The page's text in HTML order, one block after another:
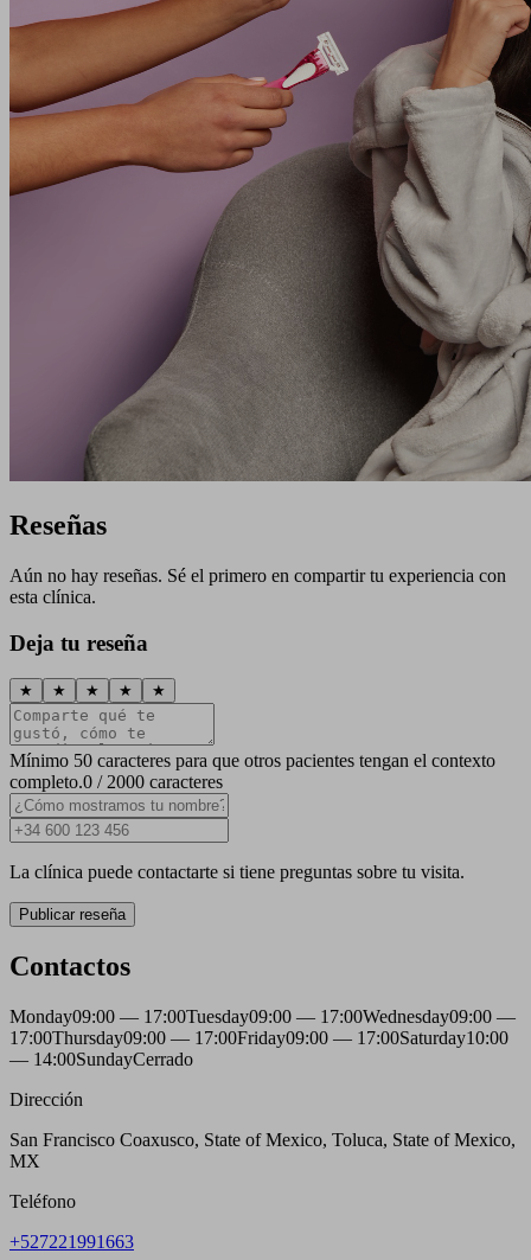
Reseñas
Aún no hay reseñas. Sé el primero en compartir tu experiencia con
esta clínica.
Deja tu reseña
★ ★ ★ ★ ★
Mínimo 50 caracteres para que otros pacientes tengan el contexto
completo.0 / 2000 caracteres
La clínica puede contactarte si tiene preguntas sobre tu visita.
Publicar reseña
Contactos
Monday09:00 — 17:00Tuesday09:00 — 17:00Wednesday09:00 —
17:00Thursday09:00 — 17:00Friday09:00 — 17:00Saturday10:00
— 14:00SundayCerrado
Dirección
San Francisco Coaxusco, State of Mexico, Toluca, State of Mexico,
MX
Teléfono
+527221991663